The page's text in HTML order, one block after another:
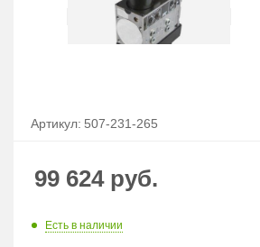
Артикул: 507-231-265
99 624руб.
Есть в наличии